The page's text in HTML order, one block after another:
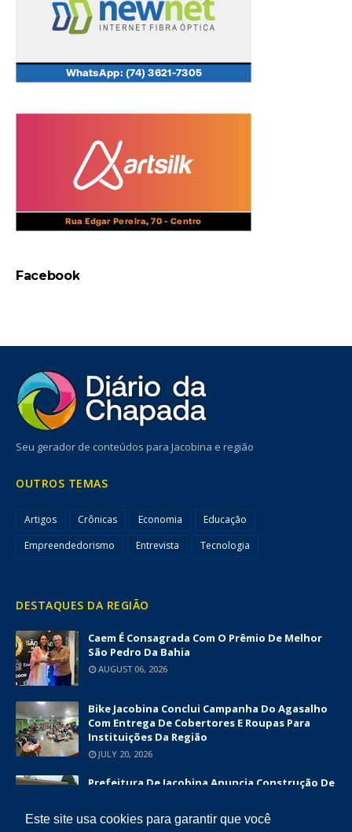
Este site usa cookies para garantir que você
Facebook
Seu gerador de conteúdos para Jacobina e região
OUTROS TEMAS
Artigos Crônicas Economia
Educação
Empreendedorismo
Entrevista Tecnologia
DESTAQUES DA REGIÃO
Caem É Consagrada Com O Prêmio De Melhor
São Pedro Da Bahia
AUGUST 06, 2026
Bike Jacobina Conclui Campanha Do Agasalho
Com Entrega De Cobertores E Roupas Para
Instituições Da Região
JULY 20, 2026
Prefeitura De Jacobina Anuncia Construção De
JUNE 12, 2026